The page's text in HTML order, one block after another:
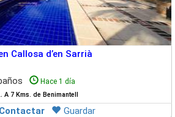
Callosa d’en Sarrià
Hace 1 día
A 7 Kms. de Benimantell
Contactar Guardar